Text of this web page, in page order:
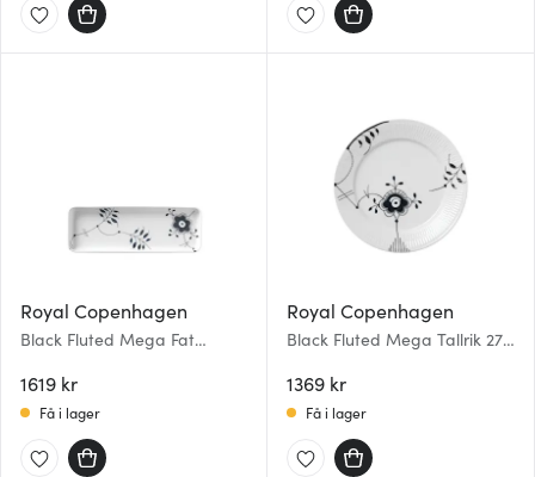
Royal Copenhagen
Black Fluted Mega Fat
1619 kr
Få i lager
Royal Copenhagen
Black Fluted Mega Tallrik 27
1369 kr
Få i lager